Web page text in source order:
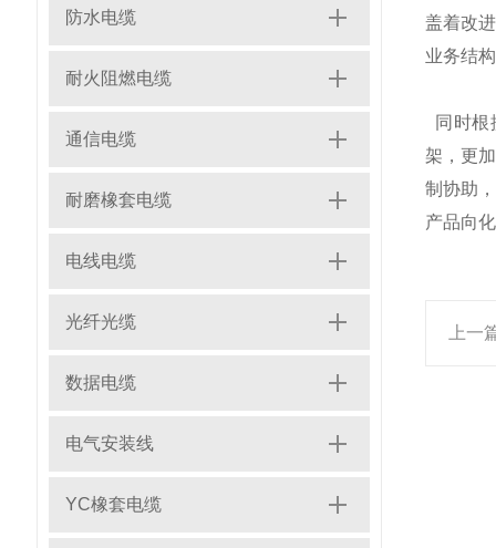
防水电缆
耐火阻燃电缆
通信电缆
耐磨橡套电缆
电线电缆
光纤光缆
数据电缆
电气安装线
YC橡套电缆
盖着改
业务结
同时根
架，更
制协助
产品向
上一